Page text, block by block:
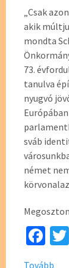
„Csak
akik
mondta
73.
tanulva
nyugvó
sváb
német
Fa
Tovább